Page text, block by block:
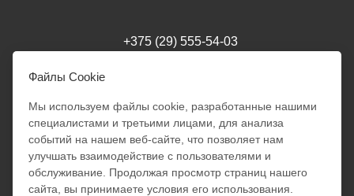
Милания
Добрый день!
+375 (29) 555-54-03
г. Минск
Режим работы интернет-магазина: 24/7
Обработка заказов: 10:00 - 18:00
Отправка заказов ПН - ПТ:
10:00 - 18:00
Файлы Cookie
Мы используем файлы cookie, разработанные нашими
специалистами и третьими лицами, для анализа
событий на нашем веб-сайте, что позволяет нам
улучшать взаимодействие с пользователями и
обслуживание. Продолжая просмотр страниц нашего
сайта, вы принимаете условия его использования.